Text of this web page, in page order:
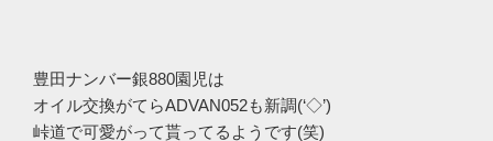
豊田ナンバー銀880園児は
オイル交換がてらADVAN052も新調(‘◇’)ゞ
峠道で可愛がって貰ってるようです(笑)